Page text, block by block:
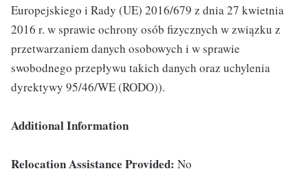
Europejskiego i Rady (UE) 2016/679 z dnia 27 kwietnia
2016 r. w sprawie ochrony osób fizycznych w związku z
przetwarzaniem danych osobowych i w sprawie
swobodnego przepływu takich danych oraz uchylenia
dyrektywy 95/46/WE (RODO)).
Additional Information
Relocation Assistance Provided: No